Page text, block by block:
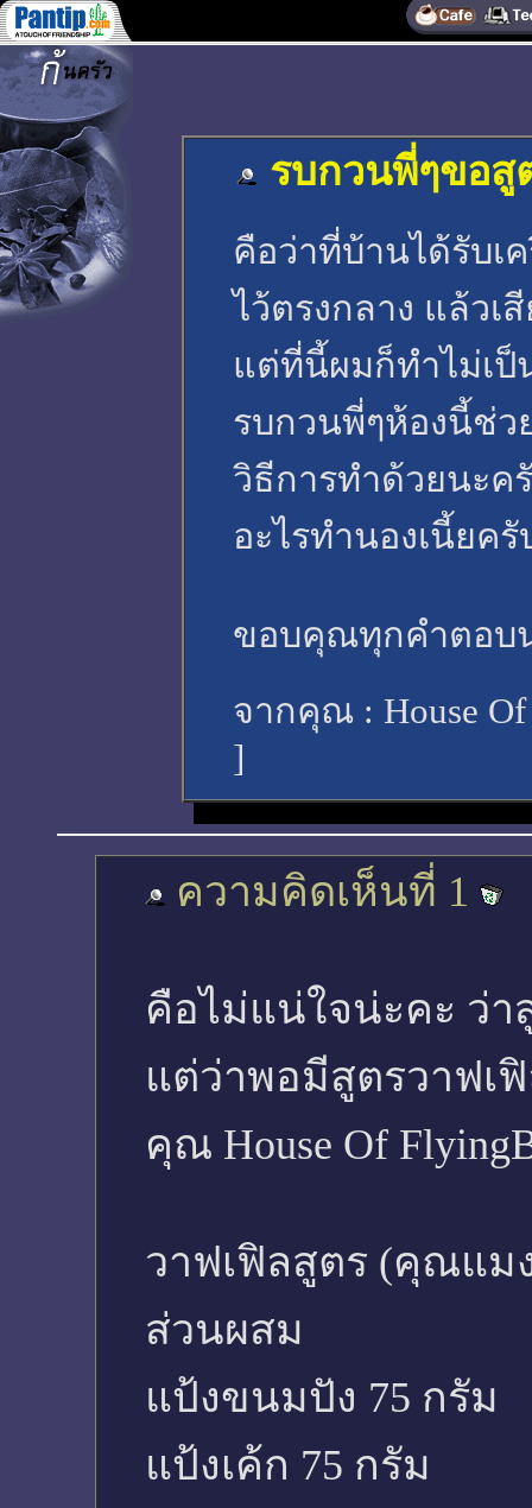
รบกวนพี่ๆขอสู
คือว่าที่บ้านได้รับเ
ไว้ตรงกลาง แล้วเ
แต่ที่นี้ผมก็ทำไม่เป็
รบกวนพี่ๆห้องนี้ช่ว
วิธีการทำด้วยนะค
อะไรทำนองเนี้ยครั
ขอบคุณทุกคำตอบ
จากคุณ : House
]
ความคิดเห็นที่ 1
คือไม่แน่ใจน่ะคะ ว่
แต่ว่าพอมีสูตรวาฟเ
คุณ House Of
วาฟเฟิลสูตร (คุณแม
ส่วนผสม
แป้งขนมปัง 75 กรัม
แป้งเค้ก 75 กรัม